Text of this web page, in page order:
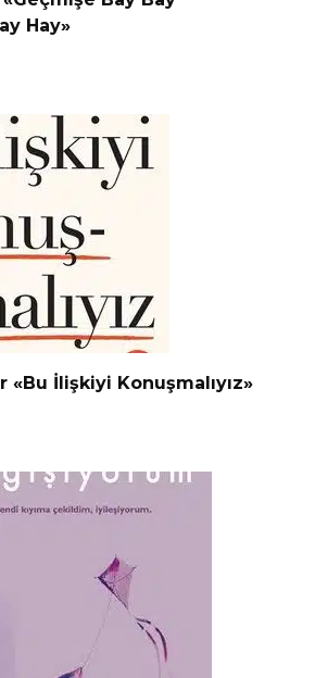
Hay»
«Bu İlişkiyi Konuşmalıyız»